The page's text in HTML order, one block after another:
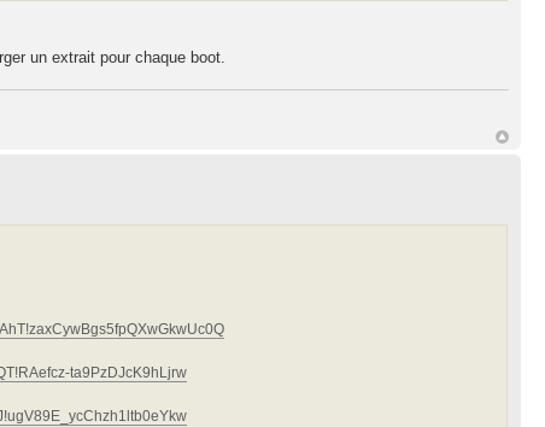
un extrait pour chaque boot.
ta9PzDJcK9hLjrw